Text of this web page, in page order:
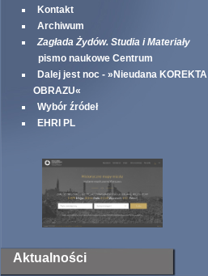
Kontakt
Archiwum
Zagłada Żydów. Studia i Materiały
pismo naukowe Centrum
Dalej jest noc - »Nieudana KOREKTA
OBRAZU«
Wybór źródeł
EHRI PL
Aktualności